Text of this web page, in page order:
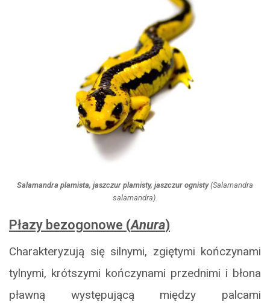
Salamandra plamista, jaszczur plamisty, jaszczur ognisty(Salamandra
salamandra).
Płazy bezogonowe (Anura)
Charakteryzują się silnymi, zgiętymi kończynami
tylnymi, krótszymi kończynami przednimi i błona
pławną występującą między palcami